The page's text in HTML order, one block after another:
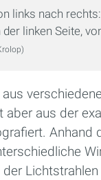
links nach
linken Seite,
aber aus der
Anhand